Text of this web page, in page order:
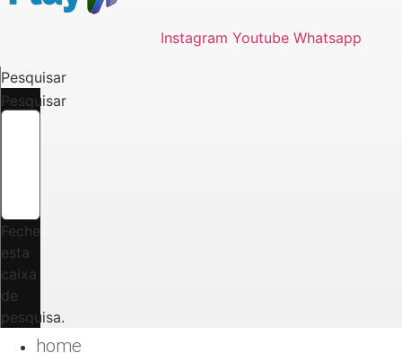
Instagram Youtube Whatsapp
Pesquisar
Pesquisar
Feche
esta
caixa
de
pesquisa.
home